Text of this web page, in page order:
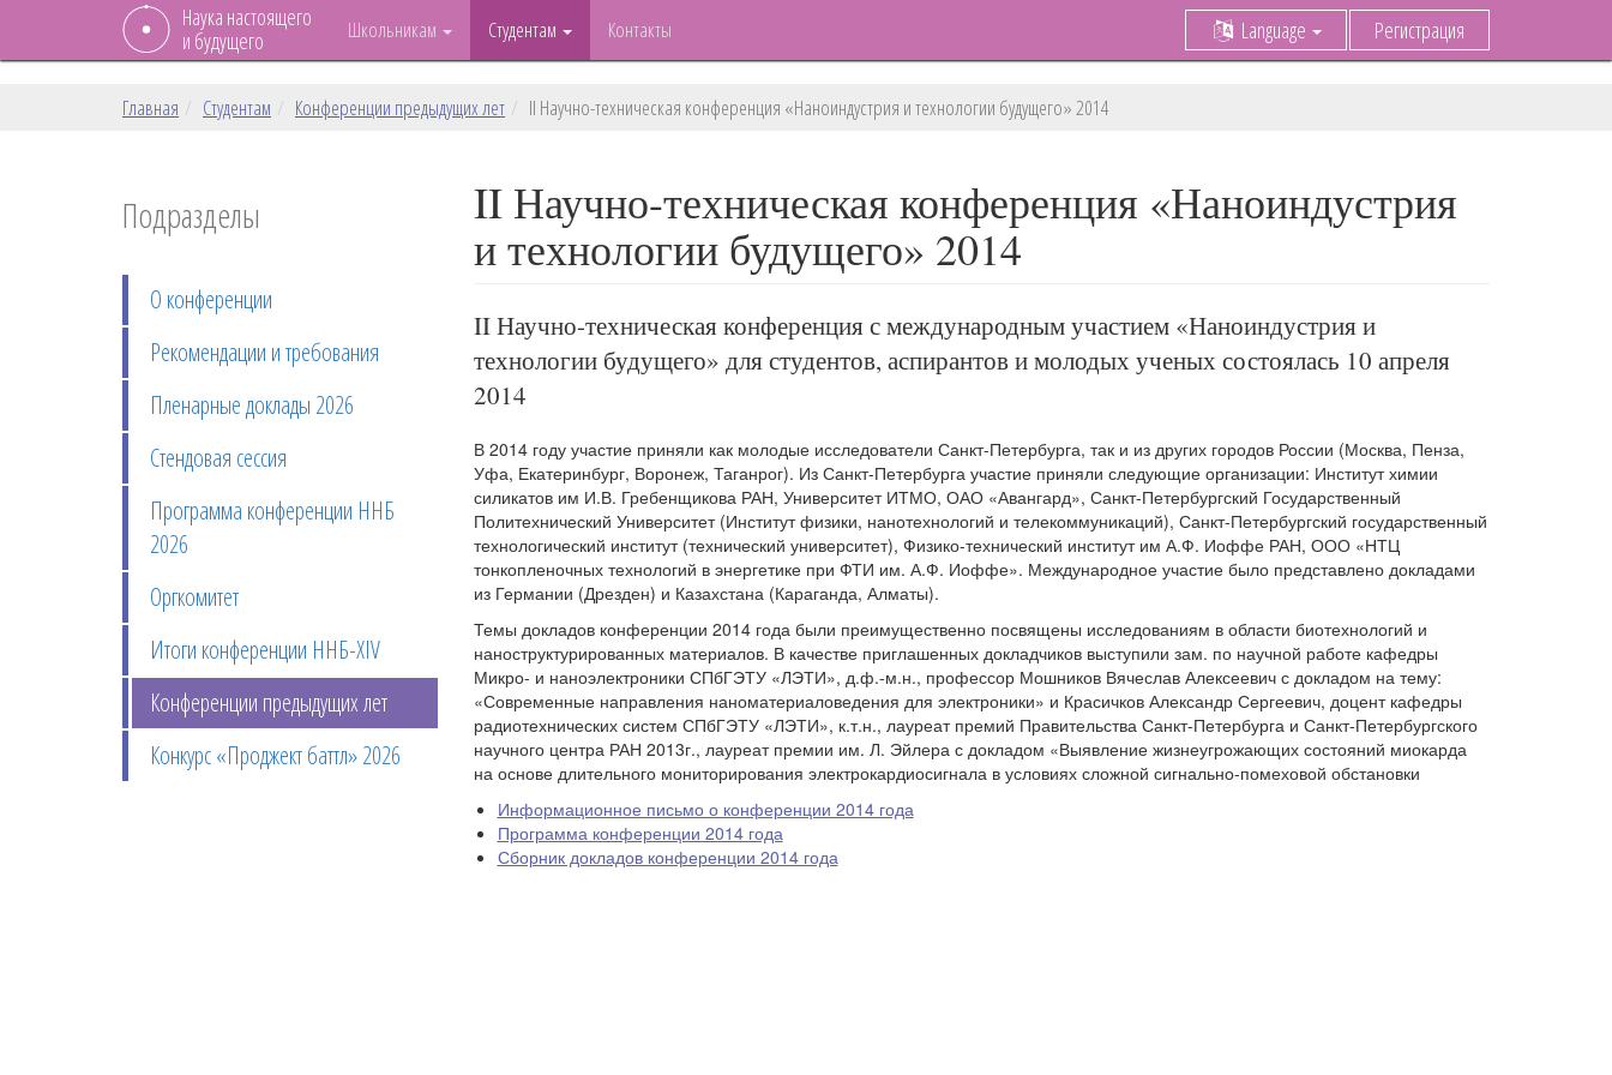
Наука настоящего
и будущего
Школьникам Студентам Контакты Language Регистрация
Главная Студентам Конференции предыдущих лет II Научно-техническая конференция «Наноиндустрия и технологии будущего» 2014
Подразделы
О конференции
Рекомендации и требования
Пленарные доклады 2026
Стендовая сессия
Программа конференции ННБ
2026
Оргкомитет
Итоги конференции ННБ-XIV
Конференции предыдущих лет
Конкурс «Проджект баттл» 2026
II Научно-техническая конференция «Наноиндустрия
и технологии будущего» 2014
II Научно-техническая конференция с международным участием «Наноиндустрия и
технологии будущего» для студентов, аспирантов и молодых ученых состоялась 10 апреля
2014
В 2014 году участие приняли как молодые исследователи Санкт-Петербурга, так и из других городов России (Москва, Пенза,
Уфа, Екатеринбург, Воронеж, Таганрог). Из Санкт-Петербурга участие приняли следующие организации: Институт химии
силикатов им И.В. Гребенщикова РАН, Университет ИТМО, ОАО «Авангард», Санкт-Петербургский Государственный
Политехнический Университет (Институт физики, нанотехнологий и телекоммуникаций), Санкт-Петербургский государственный
технологический институт (технический университет), Физико-технический институт им А.Ф. Иоффе РАН, ООО «НТЦ
тонкопленочных технологий в энергетике при ФТИ им. А.Ф. Иоффе». Международное участие было представлено докладами
из Германии (Дрезден) и Казахстана (Караганда, Алматы).
Темы докладов конференции 2014 года были преимущественно посвящены исследованиям в области биотехнологий и
наноструктурированных материалов. В качестве приглашенных докладчиков выступили зам. по научной работе кафедры
Микро- и наноэлектроники СПбГЭТУ «ЛЭТИ», д.ф.-м.н., профессор Мошников Вячеслав Алексеевич с докладом на тему:
«Современные направления наноматериаловедения для электроники» и Красичков Александр Сергеевич, доцент кафедры
радиотехнических систем СПбГЭТУ «ЛЭТИ», к.т.н., лауреат премий Правительства Санкт-Петербурга и Санкт-Петербургского
научного центра РАН 2013г., лауреат премии им. Л. Эйлера с докладом «Выявление жизнеугрожающих состояний миокарда
на основе длительного мониторирования электрокардиосигнала в условиях сложной сигнально-помеховой обстановки
Информационное письмо о конференции 2014 года
Программа конференции 2014 года
Сборник докладов конференции 2014 года